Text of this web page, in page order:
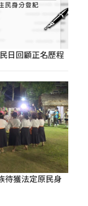
日回顧正名歷程
待獲法定原民身